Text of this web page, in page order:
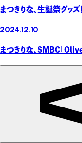
まつきりな、生誕祭グッズ
2024.12.10
まつきりな、SMBC「